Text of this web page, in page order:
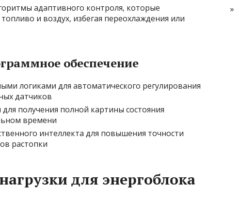
адаптивного контроля, которые
и воздух, избегая переохлаждения или
обеспечение
логиками для автоматического регулирования
датчиков
получения полной картины состояния
времени
интеллекта для повышения точности
растопки
для энергоблока